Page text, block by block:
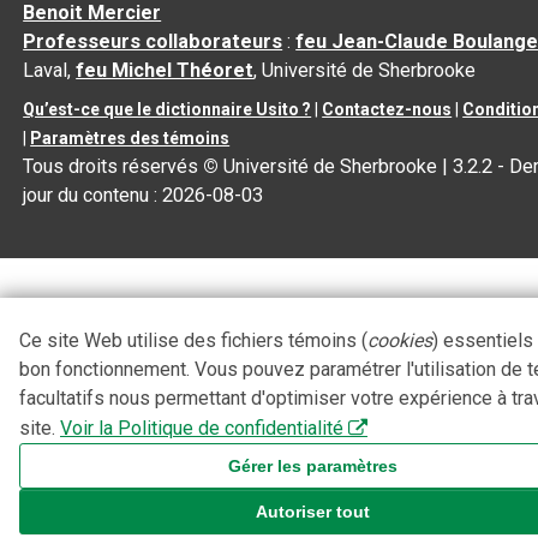
Benoit Mercier
Professeurs collaborateurs :feu Jean-Claude
Laval,feu Michel Théoret, Université de Sherbrooke
Qu’est-ce que le dictionnaire Usito ? Contactez-nous
Paramètres des témoins
Tous droits réservés © Université de Sherbrooke |3.2.2 -
jour du contenu :2026-08-03
Ce site Web utilise des fichiers témoins (cookies) essentiels
bon fonctionnement. Vous pouvez paramétrer l'utilisation de
facultatifs nous permettant d'optimiser votre expérience à
site. Voir la Politique de confidentialité
Gérer les paramètres
Autoriser tout